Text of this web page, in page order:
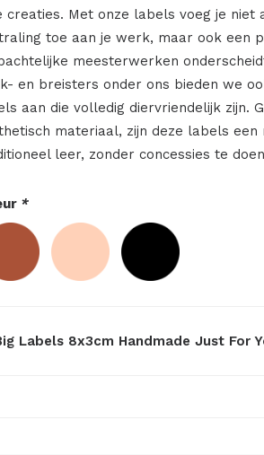
creaties. Met onze labels voeg je niet
toe aan je werk, maar ook een
meesterwerken
en breisters onder ons bieden we
aan die volledig diervriendelijk zijn.
materiaal, zijn deze labels
leer, zonder concessies te
*
Labels 8x3cm Handmade Just For